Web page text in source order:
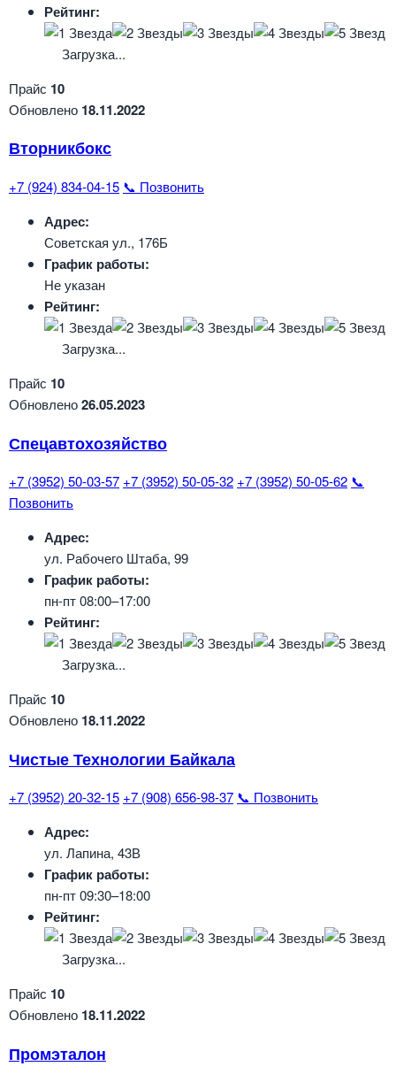
Рейтинг:
Загрузка...
Прайс 10
Обновлено 18.11.2022
Вторникбокс
+7 (924) 834-04-15 📞 Позвонить
Адрес:
Советская ул., 176Б
График работы:
Не указан
Рейтинг:
Загрузка...
Прайс 10
Обновлено26.05.2023
Спецавтохозяйство
+7 (3952) 50-03-57 +7 (3952) 50-05-32 +7 (3952) 50-05-62 📞
Позвонить
Адрес:
ул. Рабочего Штаба, 99
График работы:
пн-пт 08:00–17:00
Рейтинг:
Загрузка...
Прайс 10
Обновлено 18.11.2022
Чистые Технологии Байкала
+7 (3952) 20-32-15 +7 (908) 656-98-37 📞 Позвонить
Адрес:
ул. Лапина, 43В
График работы:
пн-пт 09:30–18:00
Рейтинг:
Загрузка...
Прайс 10
Обновлено 18.11.2022
Промэталон